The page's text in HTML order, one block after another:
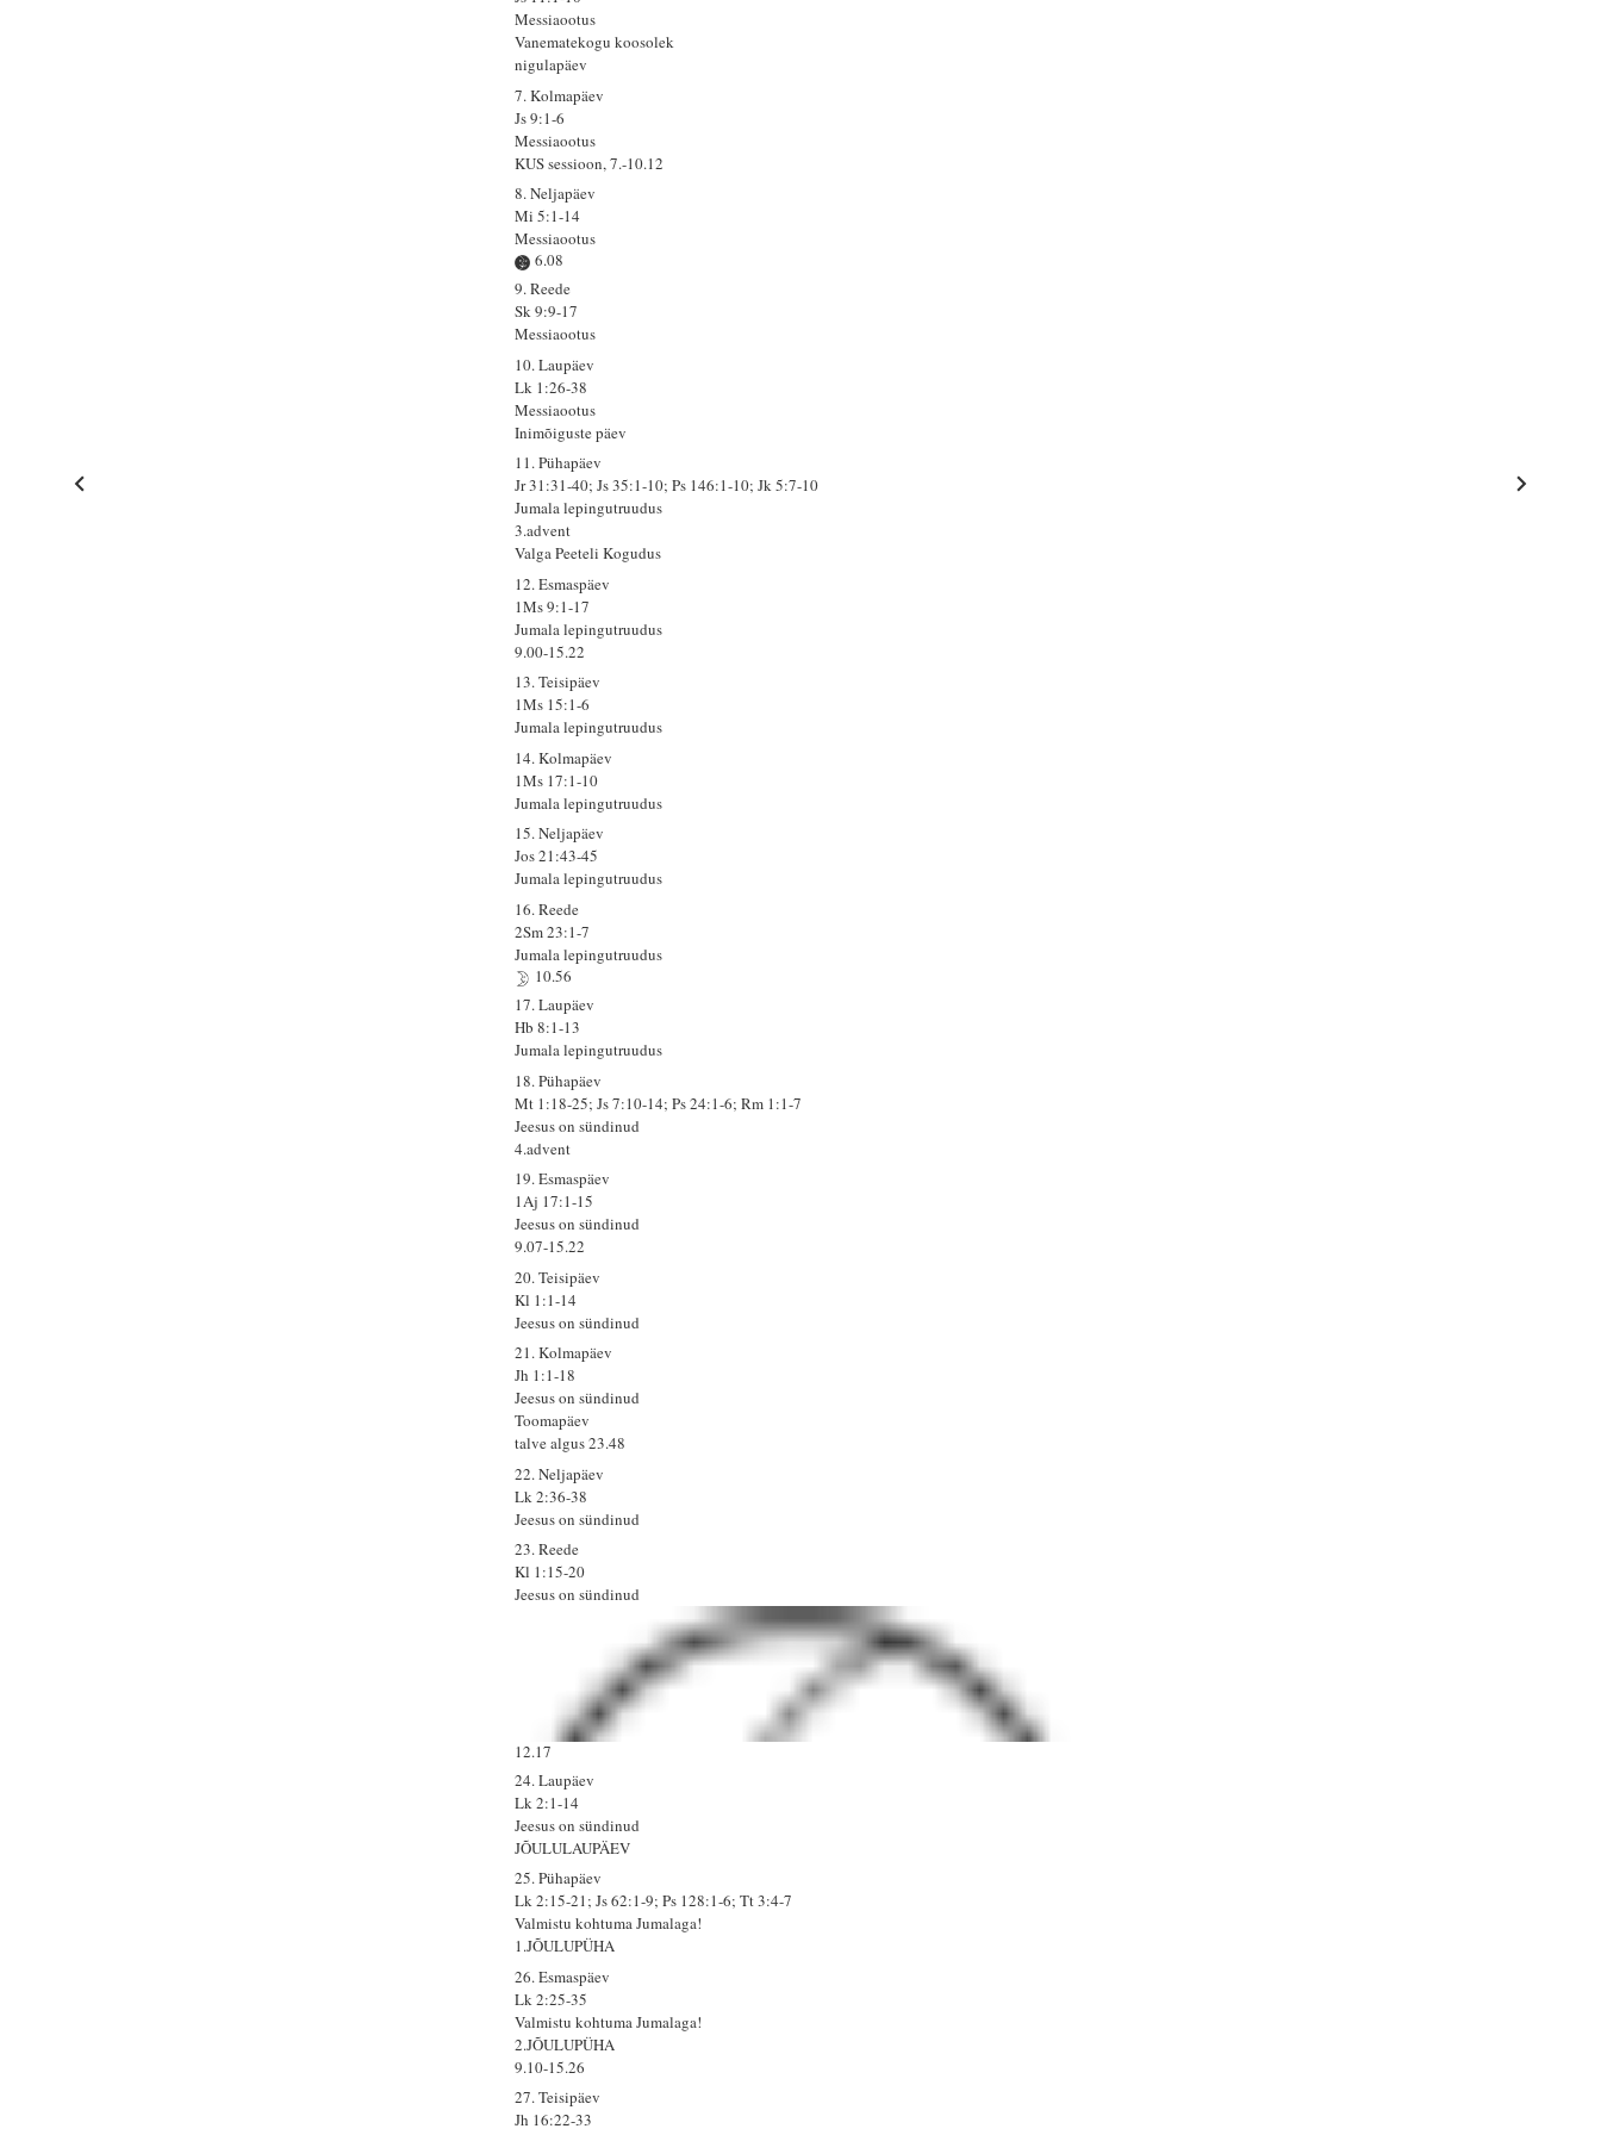
Messiaootus
Vanematekogu koosolek
nigulapäev
7. Kolmapäev
Js 9:1-6
Messiaootus
KUS sessioon, 7.-10.12
8. Neljapäev
Mi 5:1-14
Messiaootus
6.08
9. Reede
Sk 9:9-17
Messiaootus
10. Laupäev
Lk 1:26-38
Messiaootus
Inimõiguste päev
11. Pühapäev
Jr 31:31-40; Js 35:1-10; Ps 146:1-10; Jk 5:7-10
Jumala lepingutruudus
3.advent
Valga Peeteli Kogudus
12. Esmaspäev
1Ms 9:1-17
Jumala lepingutruudus
9.00-15.22
13. Teisipäev
1Ms 15:1-6
Jumala lepingutruudus
14. Kolmapäev
1Ms 17:1-10
Jumala lepingutruudus
15. Neljapäev
Jos 21:43-45
Jumala lepingutruudus
16. Reede
2Sm 23:1-7
Jumala lepingutruudus
10.56
17. Laupäev
Hb 8:1-13
Jumala lepingutruudus
18. Pühapäev
Mt 1:18-25; Js 7:10-14; Ps 24:1-6; Rm 1:1-7
Jeesus on sündinud
4.advent
19. Esmaspäev
1Aj 17:1-15
Jeesus on sündinud
9.07-15.22
20. Teisipäev
Kl 1:1-14
Jeesus on sündinud
21. Kolmapäev
Jh 1:1-18
Jeesus on sündinud
Toomapäev
talve algus 23.48
22. Neljapäev
Lk 2:36-38
Jeesus on sündinud
23. Reede
Kl 1:15-20
Jeesus on sündinud
12.17
24. Laupäev
Lk 2:1-14
Jeesus on sündinud
JÕULULAUPÄEV
25. Pühapäev
Lk 2:15-21; Js 62:1-9; Ps 128:1-6; Tt 3:4-7
Valmistu kohtuma Jumalaga!
1.JÕULUPÜHA
26. Esmaspäev
Lk 2:25-35
Valmistu kohtuma Jumalaga!
2.JÕULUPÜHA
9.10-15.26
27. Teisipäev
Jh 16:22-33